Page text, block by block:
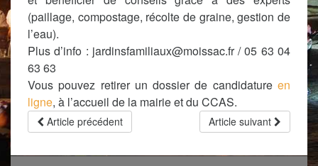
(paillage, compostage, récolte de graine, gestion de
l’eau).
Plus d’info : jardinsfamiliaux@moissac.fr / 05 63 04
63 63
Vous pouvez retirer un dossier de candidature en
ligne, à l’accueil de la mairie et du CCAS.
Article précédent Article suivant